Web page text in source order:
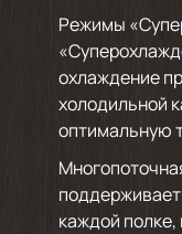
Режимы
охлаждение
холодильной
оптимальную
каждой